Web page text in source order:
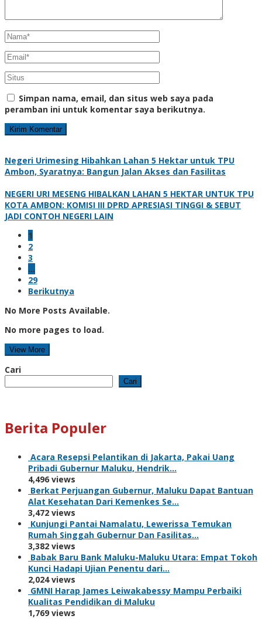
Simpan nama, email, dan situs web saya pada
peramban ini untuk komentar saya berikutnya.
Negeri Urimesing Hibahkan Lahan 5 Hektar untuk TPU
Ambon, Syaratnya: Bangun Jalan Akses dan Fasilitas
NEGERI URI MESENG HIBALKAN LAHAN 5 HEKTAR UNTUK TPU
KOTA AMBON: KOMISI III DPRD APRESIASI TINGGI & SEBUT
JADI CONTOH NEGERI LAIN
1
2
3
…
29
Berikutnya
No More Posts Available.
No more pages to load.
View More
Cari
Cari
Berita Populer
Acara Resepsi Pelantikan di Jakarta, Pakai Uang
Pribadi Gubernur Maluku, Hendrik…
4,496 views
Berkat Perjuangan Gubernur, Maluku Dapat Bantuan
Alat Kesehatan Dari Kemenkes Se…
3,472 views
Kunjungi Pantai Namalatu, Lewerissa Temukan
Rumah Singgah Gubernur Dan Fasilitas…
3,382 views
Babak Baru Bank Maluku-Maluku Utara: Empat Tokoh
Kunci Hadapi Ujian Penentu dari…
2,024 views
GMNI Harap James Leiwakabessy Mampu Perbaiki
Kualitas Pendidikan di Maluku
1,769 views